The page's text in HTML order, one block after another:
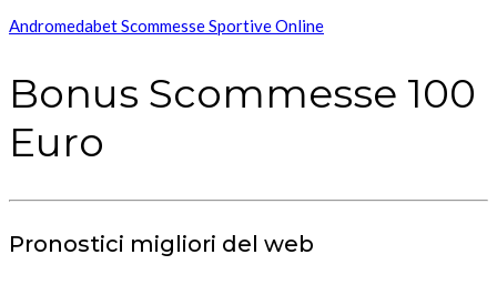
Andromedabet Scommesse Sportive Online
Bonus Scommesse 100
Euro
Pronostici migliori del web